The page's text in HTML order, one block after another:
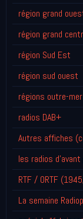
région grand
région grand
région Sud Est
région sud ouest
régions outre-mer
radios DAB+
Autres affiches
les radios d'avant
RTF / ORTF
La semaine